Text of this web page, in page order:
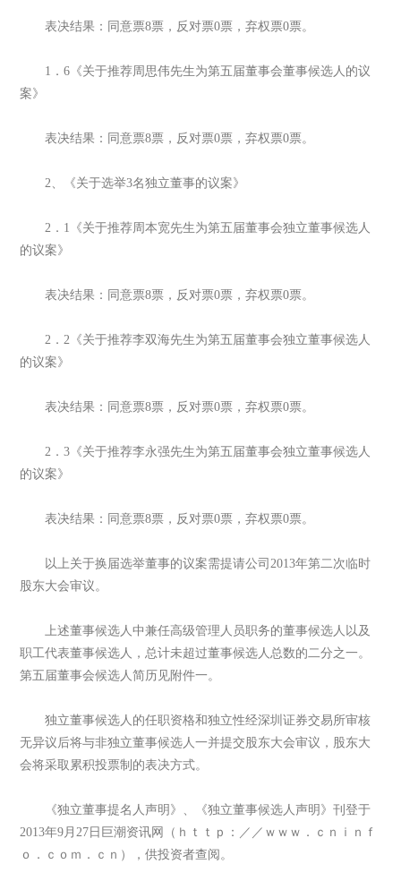
表决结果：同意票8票，反对票0票，弃权票0票。
1．6《关于推荐周思伟先生为第五届董事会董事候选人的议
案》
表决结果：同意票8票，反对票0票，弃权票0票。
2、《关于选举3名独立董事的议案》
2．1《关于推荐周本宽先生为第五届董事会独立董事候选人
的议案》
表决结果：同意票8票，反对票0票，弃权票0票。
2．2《关于推荐李双海先生为第五届董事会独立董事候选人
的议案》
表决结果：同意票8票，反对票0票，弃权票0票。
2．3《关于推荐李永强先生为第五届董事会独立董事候选人
的议案》
表决结果：同意票8票，反对票0票，弃权票0票。
以上关于换届选举董事的议案需提请公司2013年第二次临时
股东大会审议。
上述董事候选人中兼任高级管理人员职务的董事候选人以及
职工代表董事候选人，总计未超过董事候选人总数的二分之一。
第五届董事会候选人简历见附件一。
独立董事候选人的任职资格和独立性经深圳证券交易所审核
无异议后将与非独立董事候选人一并提交股东大会审议，股东大
会将采取累积投票制的表决方式。
《独立董事提名人声明》、《独立董事候选人声明》刊登于
2013年9月27日巨潮资讯网（ｈｔｔｐ：／／ｗｗｗ．ｃｎｉｎｆ
ｏ．ｃｏｍ．ｃｎ），供投资者查阅。